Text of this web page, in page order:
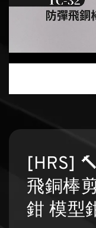
[HRS]
飛銅棒
鉗 模型